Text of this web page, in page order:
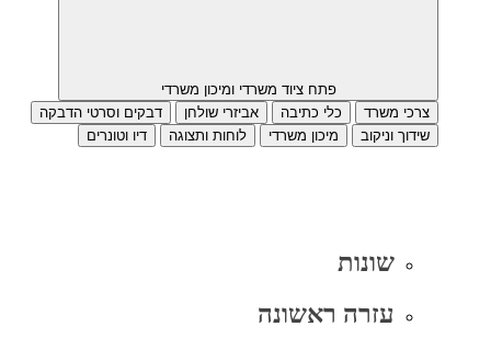
פתח ציוד משרדי ומיכון משרדי
צרכי משרד
כלי כתיבה אביזרי שולחן
דבקים וסרטי הדבקה
שידוך וניקוב
מיכון משרדי לוחות ותצוגה דיו וטונרים
שונות
עזרה ראשונה